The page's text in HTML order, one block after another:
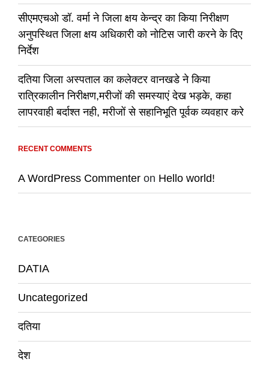
सीएमएचओ डॉ. वर्मा ने जिला क्षय केन्द्र का किया निरीक्षण
अनुपस्थित जिला क्षय अधिकारी को नोटिस जारी करने के दिए
निर्देश
दतिया जिला अस्पताल का कलेक्टर वानखडे ने किया
रात्रिकालीन निरीक्षण,मरीजों की समस्याएं देख भड़के, कहा
लापरवाही बर्दाश्त नही, मरीजों से सहानिभूति पूर्वक व्यवहार करे
RECENT COMMENTS
A WordPress Commenter on Hello world!
CATEGORIES
DATIA
Uncategorized
दतिया
देश